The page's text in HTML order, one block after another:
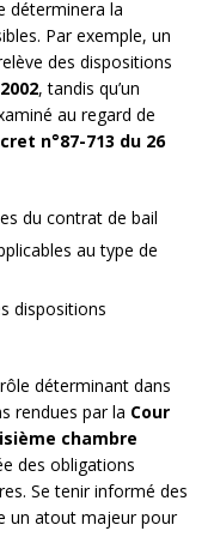
déterminera la
Par exemple, un
des dispositions
, tandis qu’un
au regard de
n°87-713 du 26
du contrat de bail
au type de
dispositions
déterminant dans
rendues par la Cour
chambre
des obligations
Se tenir informé des
un atout majeur pour